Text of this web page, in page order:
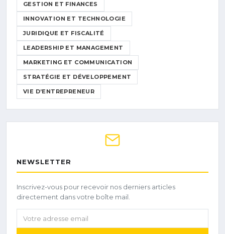
GESTION ET FINANCES
INNOVATION ET TECHNOLOGIE
JURIDIQUE ET FISCALITÉ
LEADERSHIP ET MANAGEMENT
MARKETING ET COMMUNICATION
STRATÉGIE ET DÉVELOPPEMENT
VIE D’ENTREPRENEUR
NEWSLETTER
Inscrivez-vous pour recevoir nos derniers articles
directement dans votre boîte mail.
Votre adresse email